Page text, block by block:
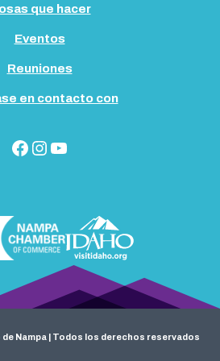
que hacer
Eventos
Reuniones
en contacto con
Facebook Instagram YouTube
Nampa | Todos los derechos reservados